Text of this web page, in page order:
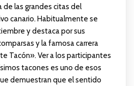
de las grandes citas del
canario. Habitualmente se
y destaca por sus
y la famosa carrera
Tacón». Ver a los participantes
tacones es uno de esos
demuestran que el sentido